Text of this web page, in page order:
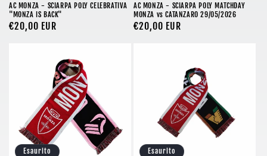
AC MONZA - SCIARPA POLY CELEBRATIVA
"MONZA IS BACK"
Prezzo
€20,00 EUR
AC MONZA - SCIARPA POLY MATCHDAY
MONZA vs CATANZARO 29/05/2026
Prezzo
€20,00 EUR
Esaurito Esaurito